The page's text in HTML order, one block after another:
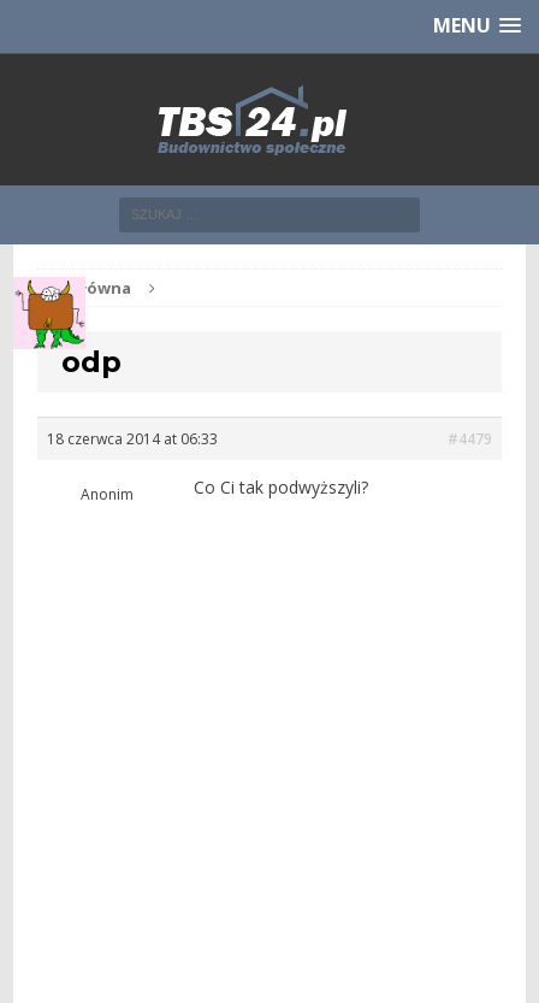
CHCĘ [klik]MENU
Str. główna
odp
18 czerwca 2014 at 06:33 #4479
Anonim Co Ci tak podwyższyli?